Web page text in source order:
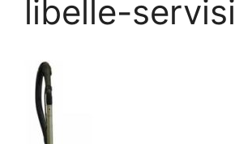
libelle-servisi